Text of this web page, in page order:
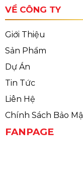
VỀ CÔNG TY
Giới Thiệu
Sản Phẩm
Dự Án
Tin Tức
Liên Hệ
Chính Sách Bảo
FANPAGE